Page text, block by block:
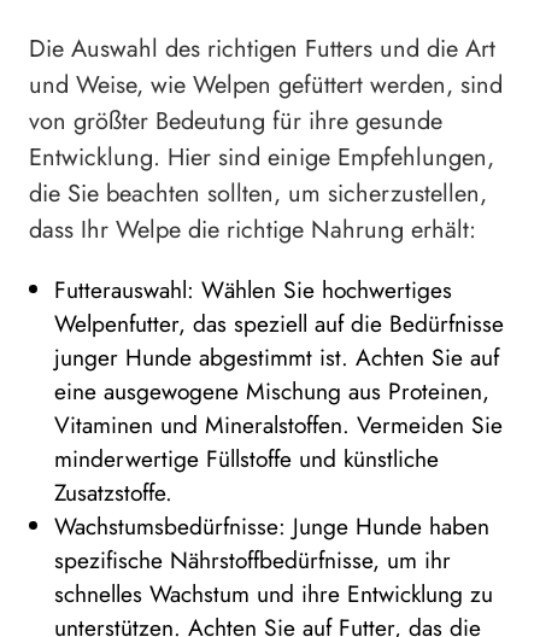
Die Auswahl des richtigen Futters und die Art
und Weise, wie Welpen gefüttert werden, sind
von größter Bedeutung für ihre gesunde
Entwicklung. Hier sind einige Empfehlungen,
die Sie beachten sollten, um sicherzustellen,
dass Ihr Welpe die richtige Nahrung erhält:
Futterauswahl: Wählen Sie hochwertiges
Welpenfutter, das speziell auf die Bedürfnisse
junger Hunde abgestimmt ist. Achten Sie auf
eine ausgewogene Mischung aus Proteinen,
Vitaminen und Mineralstoffen. Vermeiden Sie
minderwertige Füllstoffe und künstliche
Zusatzstoffe.
Wachstumsbedürfnisse: Junge Hunde haben
spezifische Nährstoffbedürfnisse, um ihr
schnelles Wachstum und ihre Entwicklung zu
unterstützen. Achten Sie auf Futter, das die